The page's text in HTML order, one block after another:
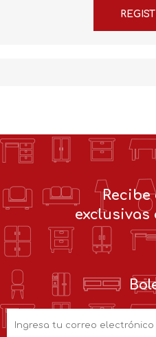
Recibe
exclusivas